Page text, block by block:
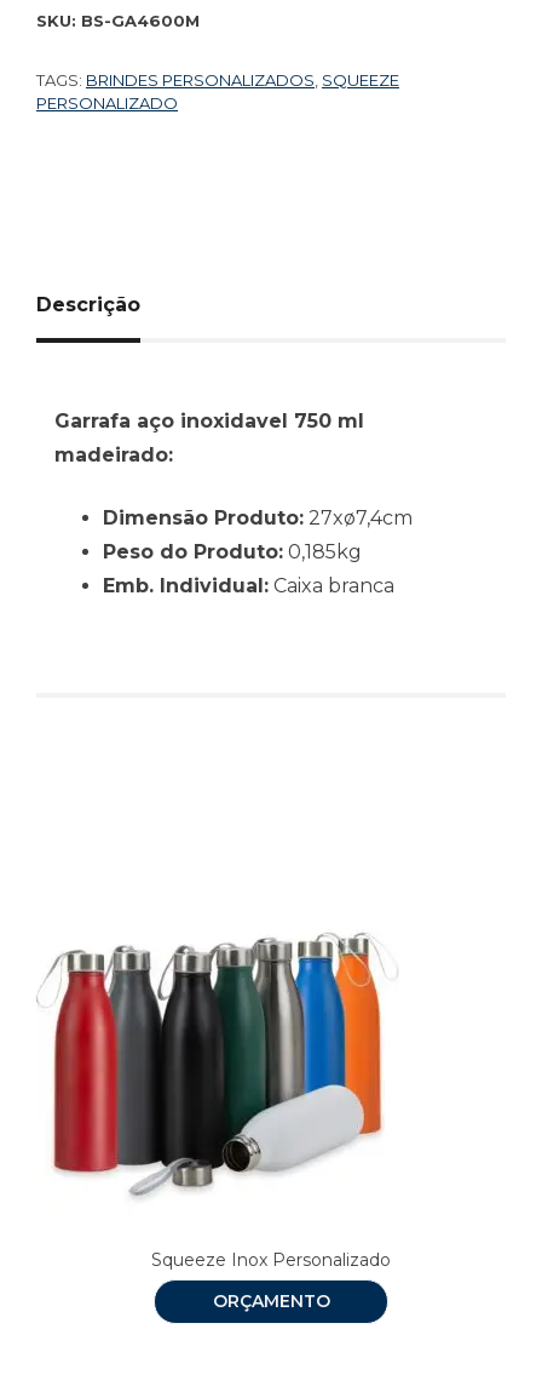
SKU: BS-GA4600M
TAGS: BRINDES PERSONALIZADOS SQUEEZE
PERSONALIZADO
Descrição
Garrafa aço inoxidavel 750 ml
madeirado:
Dimensão Produto: 27xø7,4cm
Peso do Produto: 0,185kg
Emb. Individual: Caixa branca
Squeeze Inox Personalizado
ORÇAMENTO